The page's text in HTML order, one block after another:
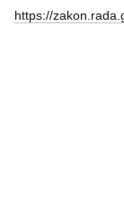
https://